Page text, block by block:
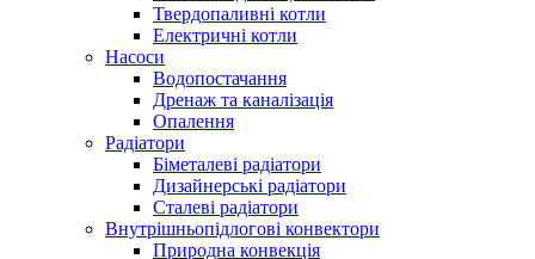
Твердопаливні котли
Електричні котли
Насоси
Водопостачання
Дренаж та каналізація
Опалення
Радіатори
Біметалеві радіатори
Дизайнерські радіатори
Сталеві радіатори
Внутрішньопідлогові конвектори
Природна конвекція